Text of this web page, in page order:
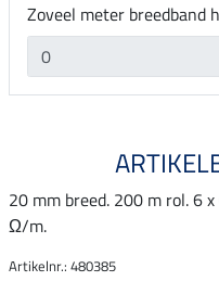
Zoveel meter breedband
20 mm breed. 200 m rol. 6
Ω/m.
Artikelnr.: 480385